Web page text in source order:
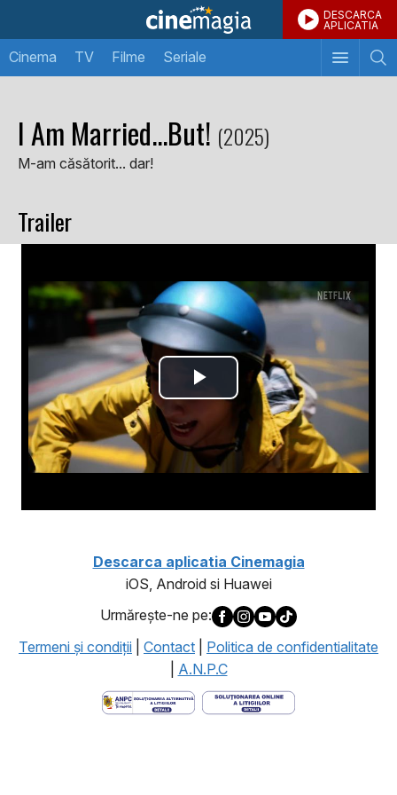
DESCARCA
APLICATIA
Cinema TV Filme Seriale
I Am Married...But! (2025)
M-am căsătorit... dar!
Trailer
Descarca aplicatia Cinemagia
iOS, Android si Huawei
Urmăreşte-ne pe:
Termeni şi condiţii
Contact
Politica de confidentialitate
A.N.P.C